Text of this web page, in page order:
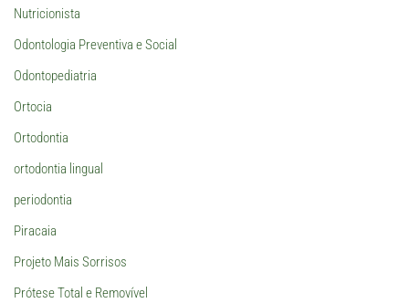
Nutricionista
Odontologia Preventiva e Social
Odontopediatria
Ortocia
Ortodontia
ortodontia lingual
periodontia
Piracaia
Projeto Mais Sorrisos
Prótese Total e Removível